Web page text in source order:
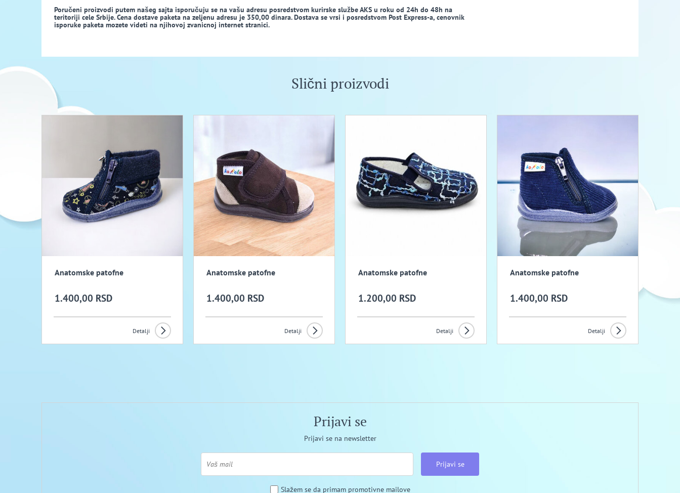
Poručeni proizvodi putem našeg sajta isporučuju se na vašu adresu posredstvom kurirske službe AKS u roku od 24h do 48h na
teritoriji cele Srbije. Cena dostave paketa na zeljenu adresu je 350,00 dinara. Dostava se vrsi i posredstvom Post Express-a, cenovnik
isporuke paketa mozete videti na njihovoj zvanicnoj internet stranici.
Slični proizvodi
Anatomske patofne
1.400,00 RSD
Detalji
Anatomske patofne
1.400,00 RSD
Detalji
Anatomske patofne
1.200,00 RSD
Detalji
Anatomske patofne
1.400,00 RSD
Detalji
Prijavi se
Prijavi se na newsletter
Prijavi se
Slažem se da primam promotivne mailove